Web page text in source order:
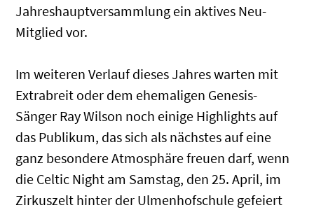
Jahreshauptversammlung ein aktives Neu-
Mitglied vor.
Im weiteren Verlauf dieses Jahres warten mit
Extrabreit oder dem ehemaligen Genesis-
Sänger Ray Wilson noch einige Highlights auf
das Publikum, das sich als nächstes auf eine
ganz besondere Atmosphäre freuen darf, wenn
die Celtic Night am Samstag, den 25. April, im
Zirkuszelt hinter der Ulmenhofschule gefeiert